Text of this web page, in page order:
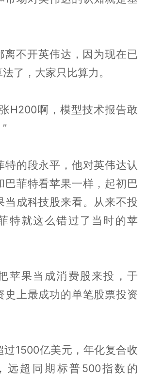
离不开英伟达，因为现在已
了，大家只比算力。
H200啊，模型技术报告敢
特的段永平，他对英伟达认
巴菲特看苹果一样，起初巴
当成科技股来看。从来不投
特就这么错过了当时的苹
苹果当成消费股来投，于
史上最成功的单笔股票投资
过1500亿美元，年化复合收
远超同期标普500指数的